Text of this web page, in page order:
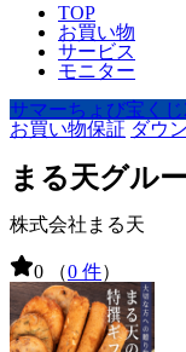
TOP
お買い物
サービス
モニター
サマーちょび宝く
お買い物保証 ダウ
まる天グル
株式会社まる天
0 （0 件）